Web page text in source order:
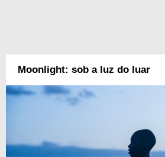
Moonlight: sob a luz do luar